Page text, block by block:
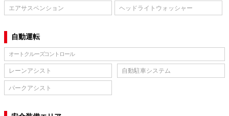
エアサスペンション ヘッドライトウォッシャー
自動運転
オートクルーズコントロール
レーンアシスト 自動駐車システム
パークアシスト